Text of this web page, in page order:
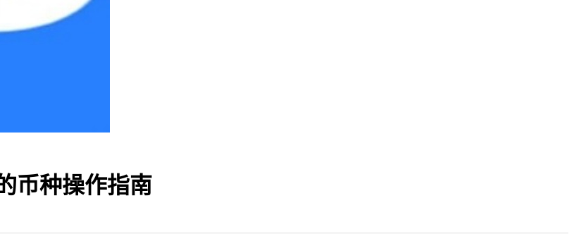
币种操作指南